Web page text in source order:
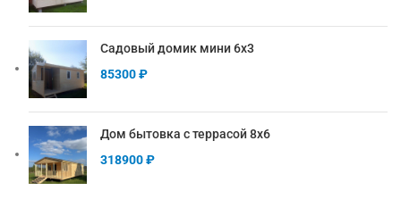
Садовый домик мини 6х3
85300₽
Дом бытовка с террасой 8х6
318900₽